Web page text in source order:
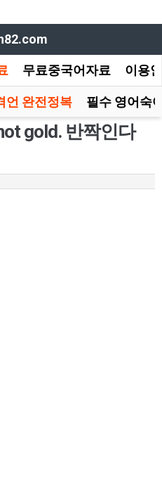
무료중국어자료 이용
언 완전정복 필수 영어숙
gold. 반짝인다